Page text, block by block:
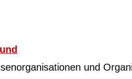
und